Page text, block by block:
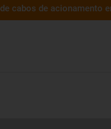
cabos de acionamento